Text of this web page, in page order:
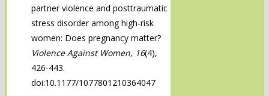
partner violence and posttraumatic
stress disorder among high-risk
women: Does pregnancy matter?
Violence Against Women, 16(4),
426-443.
doi:10.1177/1077801210364047